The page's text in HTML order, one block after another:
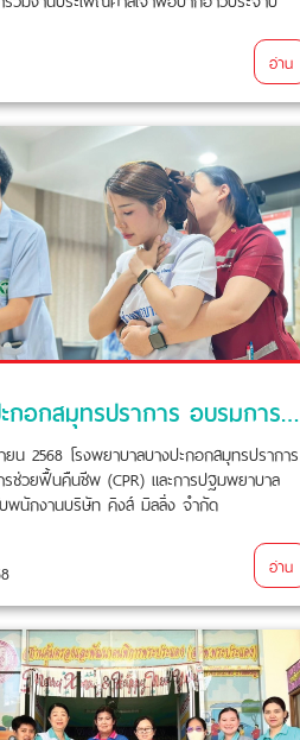
อ่าน
รพ.บางปะกอกสมุทรปราการ อบรมการช่วยฟื้นคืนชีพ (CPR) ให้กับพนักงานบริษัท คิงส์ มิลลิ่ง จำกัด
น 2568 โรงพยาบาลบางปะกอกสมุทรปราการ
ช่วยฟื้นคืนชีพ (CPR) และการปฐมพยาบาล
พนักงานบริษัท คิงส์ มิลลิ่ง จำกัด
อ่าน